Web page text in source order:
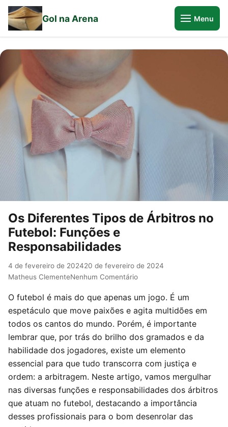
Gol na Arena Menu
Os Diferentes Tipos de Árbitros no
Futebol: Funções e
Responsabilidades
4 de fevereiro de 202420 de fevereiro de 2024
Matheus ClementeNenhum Comentário
O futebol é mais do que apenas um jogo. É um
espetáculo que move paixões e agita multidões em
todos os cantos do mundo. Porém, é importante
lembrar que, por trás do brilho dos gramados e da
habilidade dos jogadores, existe um elemento
essencial para que tudo transcorra com justiça e
ordem: a arbitragem. Neste artigo, vamos mergulhar
nas diversas funções e responsabilidades dos árbitros
que atuam no futebol, destacando a importância
desses profissionais para o bom desenrolar das